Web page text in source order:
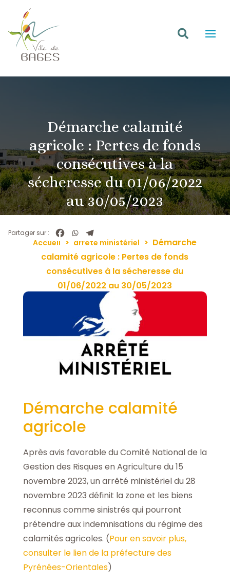
content

Démarche calamité
agricole : Pertes de fonds
consécutives à la
sécheresse du 01/06/2022
au 30/05/2023
Accueil > arrêté ministériel > Démarche
calamité agricole : Pertes de fonds
consécutives à la sécheresse du
01/06/2022 au 30/05/2023
Partager sur :
Démarche calamité
agricole
Après avis favorable du Comité National de la
Gestion des Risques en Agriculture du 15
novembre 2023, un arrêté ministériel du 28
novembre 2023 définit la zone et les biens
reconnus comme sinistrés qui pourront
prétendre aux indemnisations du régime des
calamités agricoles. (Pour en savoir plus,
consulter le lien de la préfecture des
Pyrénées-Orientales)